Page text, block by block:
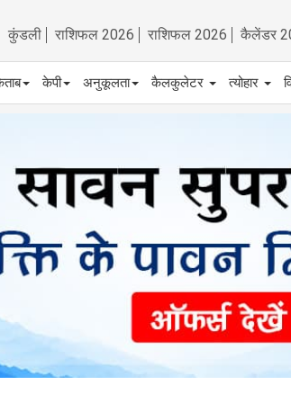
कुंडली राशिफल 2026 राशिफल 2026 कैलेंडर
केपी अनुकूलता कैलकुलेटर त्योहार